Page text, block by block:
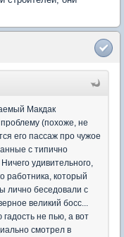
Макдак
(похоже, не
его пассаж про чужое
с типично
удивительного,
работника, который
лично беседовали с
великий босс...
не пью, а вот
смотрел в